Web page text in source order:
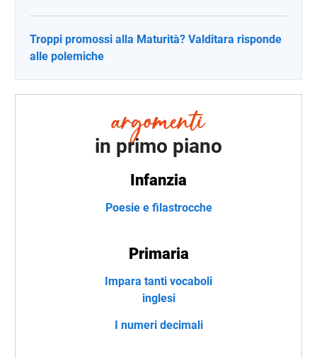
Troppi promossi alla Maturità? Valditara risponde
alle polemiche
in primo piano
Infanzia
Poesie e filastrocche
Primaria
Impara tanti vocaboli
inglesi
I numeri decimali